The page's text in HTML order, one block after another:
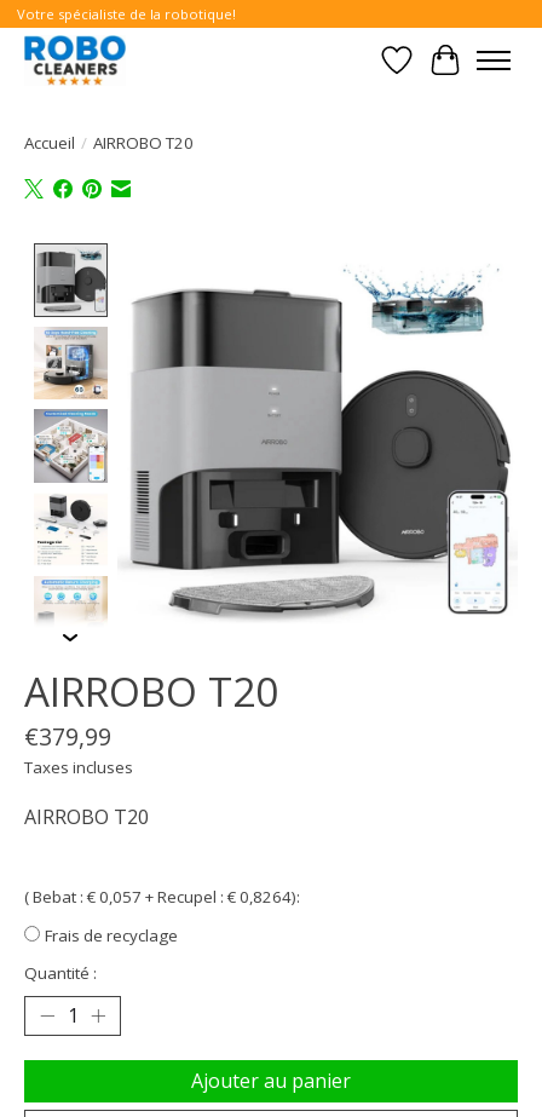
Votre spécialiste de la robotique!
Liste dePanier
Accueil / AIRROBO T20
AIRROBO T20
€379,99
Taxes incluses
AIRROBO T20
( Bebat : € 0,057 + Recupel : € 0,8264):
Frais de recyclage
Quantité :
Ajouter au panier